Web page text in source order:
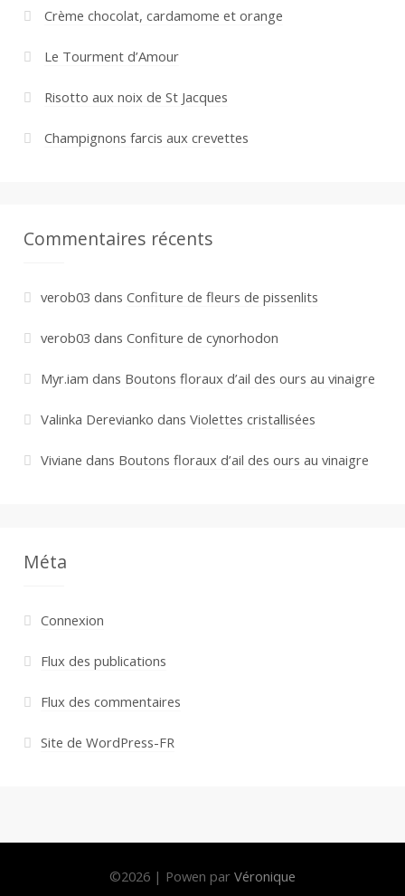
Crème chocolat, cardamome et orange
Le Tourment d’Amour
Risotto aux noix de St Jacques
Champignons farcis aux crevettes
Commentaires récents
verob03 dans Confiture de fleurs de pissenlits
verob03 dans Confiture de cynorhodon
Myr.iam dans Boutons floraux d’ail des ours au vinaigre
Valinka Derevianko dans Violettes cristallisées
Viviane dans Boutons floraux d’ail des ours au vinaigre
Méta
Connexion
Flux des publications
Flux des commentaires
Site de WordPress-FR
©2026 | Powen par Véronique